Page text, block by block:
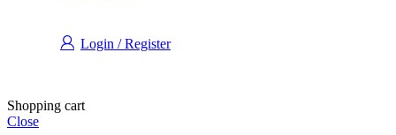
Login / Register
Shopping cart
Close